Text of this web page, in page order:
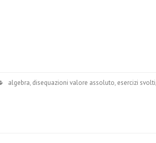
algebra, disequazioni valore assoluto, esercizi svolti,